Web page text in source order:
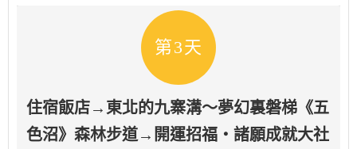
第3天
住宿飯店→東北的九寨溝～夢幻裏磐梯《五
色沼》森林步道→開運招福・諸願成就大社